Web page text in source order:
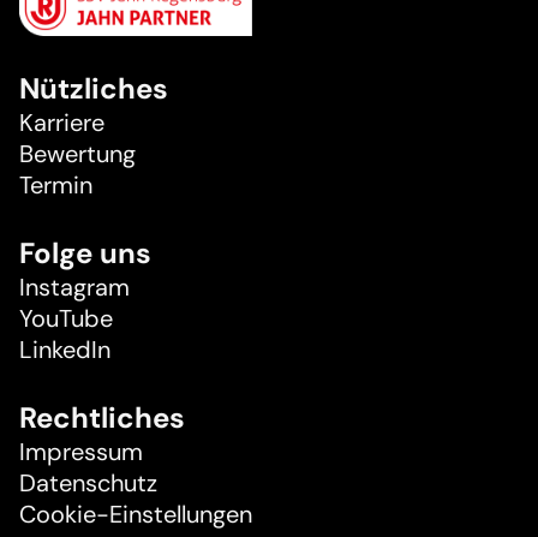
Nützliches
Karriere
Bewertung
Termin
Folge uns
Instagram
YouTube
LinkedIn
Rechtliches
Impressum
Datenschutz
Cookie-Einstellungen